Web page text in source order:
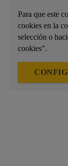
Para que este
cookies en la
selección o
cookies".